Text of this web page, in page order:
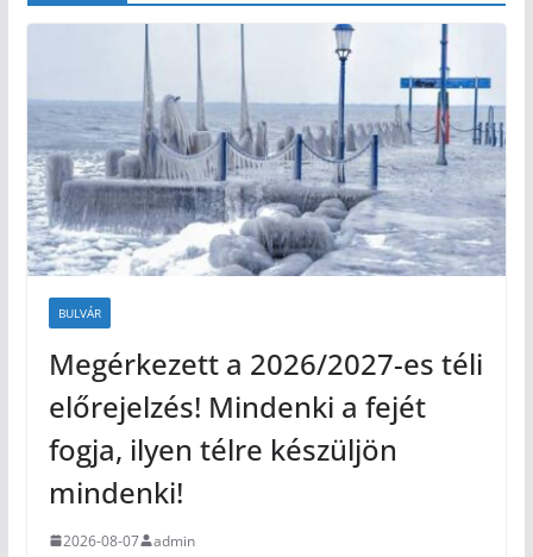
BULVÁR
Megérkezett a 2026/2027-es téli
előrejelzés! Mindenki a fejét
fogja, ilyen télre készüljön
mindenki!
2026-08-07 admin